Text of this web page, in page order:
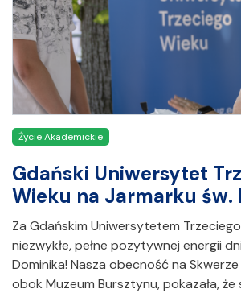
Życie Akademickie
Gdański Uniwersytet
Wieku na Jarmarku św.
Za Gdańskim Uniwersytetem
niezwykłe, pełne pozytywnej energii
Dominika! Nasza obecność na
obok Muzeum Bursztynu, pokazała,